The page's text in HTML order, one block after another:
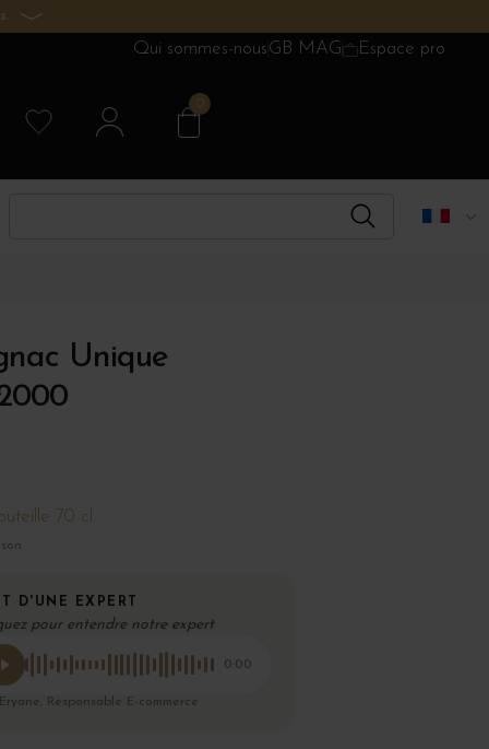
Qui sommes-nousGB MAG Espace pro
0
Unique
70 cl
D'UNE EXPERT
pour entendre notre expert
0:00
Responsable E-commerce